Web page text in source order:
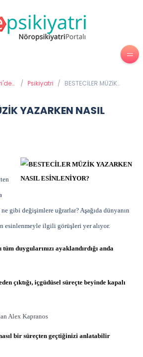
/ Psikiyatri / BESTECİLER MÜZİK
YAZARKEN NASIL
gibi değişimlere uğrarlar? Aşağıda dünyanın
esinlenmeyle ilgili görüşleri yer alıyor.
duygularınızı ayaklandırdığı anda
çıktığı, içgüdüsel süreçte beyinde kapalı
Alex Kapranos
nasıl bir süreçten geçtiğinizi anlatabilir